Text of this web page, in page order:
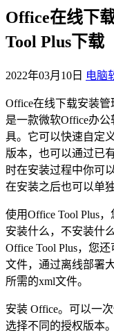
Office在线下
Tool Plus下载
2022年03月10日 电脑
Office在线下载安装管
是一款微软Office办
具。它可以快速自定
版本，也可以通过已
时在安装过程中你可
在安装之后也可以单
使用Office Tool Plus
安装什么，不安装什
Office Tool Plus，您
文件，通过离线部署
所需的xml文件。
安装 Office。可以一
选择不同的授权版本